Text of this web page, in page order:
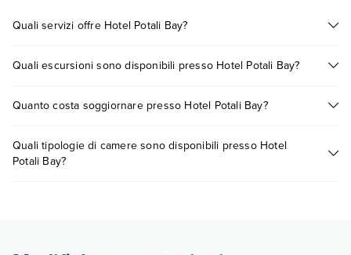
Quali servizi offre Hotel Potali Bay?
cui: aria condizionata, asciugacapelli, wi-fi, minifrigo.
descrizione
Quali escursioni sono disponibili presso Hotel Potali Bay?
presso Hotel Potali Bay. Scoprile tutte nella sezione dedicatao
prenotando un appuntamento.
Quanto costa soggiornare presso Hotel Potali Bay?
fattori (per es. date, condizioni dell'hotel, ecc). Per consultare i
prezzi, compila il motore di ricerca e scegli quando partire.
Quali tipologie di camere sono disponibili presso Hotel
Potali Bay?